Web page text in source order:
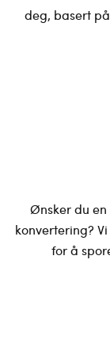
deg, basert
Ønsker du
konvertering?
for å